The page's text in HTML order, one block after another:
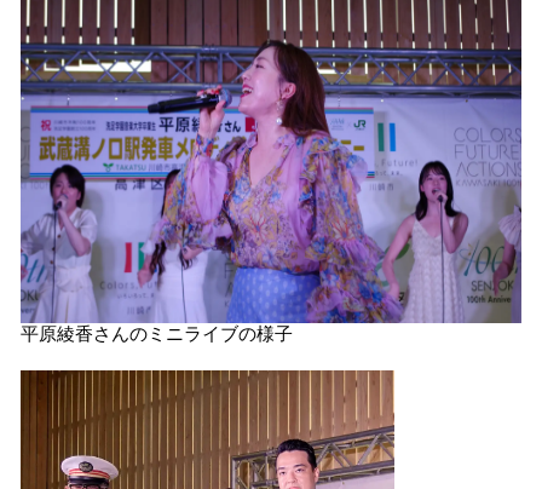
平原綾香さんのミニライブの様子